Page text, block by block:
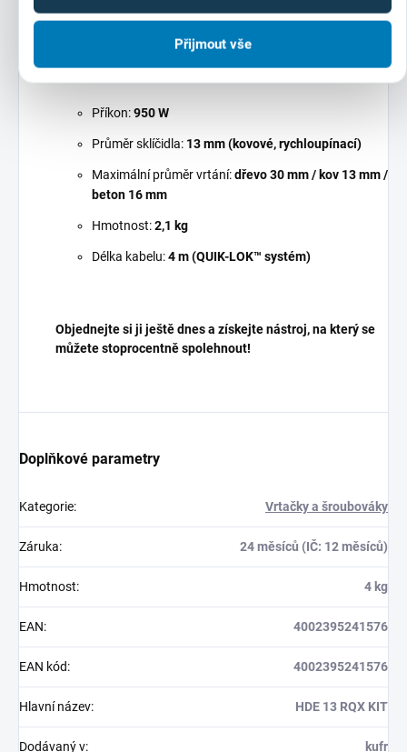
Přijmout vše
výkonu a pohodlí– ať už ji potřebujete na stavbě, v dílně
Příkon:950 W
Průměr sklíčidla: 13 mm (kovové, rychloupínací)
Maximální průměr vrtání:dřevo 30 mm / kov 13 mm /
beton 16 mm
Hmotnost:2,1 kg
Délka kabelu:4 m (QUIK-LOK™ systém)
Objednejte si ji ještě dnes a získejte nástroj, na který se
můžete stoprocentně spolehnout!
Doplňkové parametry
Kategorie: Vrtačky a šroubováky
Záruka: 24 měsíců (IČ: 12 měsíců)
Hmotnost: 4 kg
EAN: 4002395241576
EAN kód: 4002395241576
Hlavní název: HDE 13 RQX KIT
Dodávaný v: kufr